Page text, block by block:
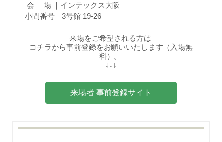
｜ 会 場 ｜インテックス大阪
｜小間番号｜3号館 19-26
来場をご希望される方は
コチラから事前登録をお願いいたします（入場無
料）。
↓↓↓
来場者 事前登録サイト